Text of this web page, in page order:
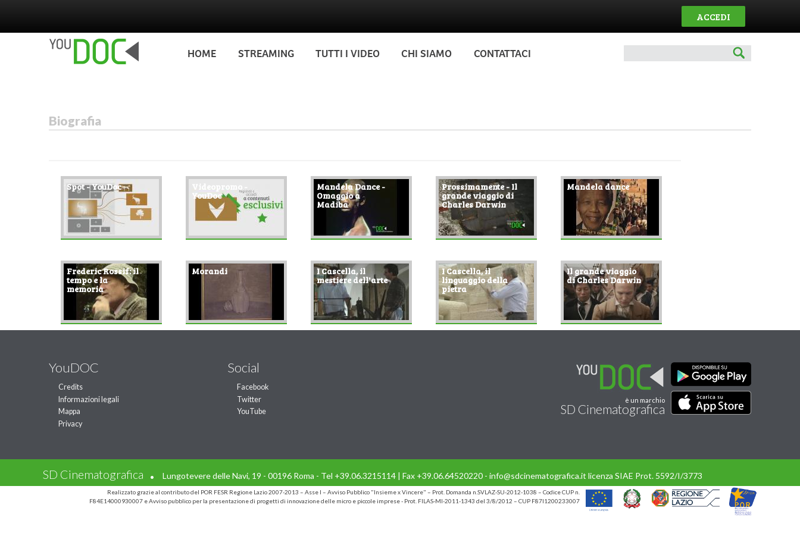
ACCEDI
HOME STREAMING TUTTI I VIDEO CHI SIAMO CONTATTACI
Biografia
Spot - YouDoc Videopromo -
YouDoc
Mandela Dance -
Omaggio a
Madiba
Prossimamente - Il
grande viaggio di
Charles Darwin
Mandela dance
Frederic Rossif: il
tempo e la
memoria
Morandi I Cascella, il
mestiere dell'arte
I Cascella, il
linguaggio della
pietra
Il grande viaggio
di Charles Darwin
YouDOC
Credits
Informazioni legali
Mappa
Privacy
Social
Facebook
Twitter
YouTube
è un marchio
SD Cinematografica
SD Cinematografica . Lungotevere delle Navi, 19 - 00196 Roma - Tel +39.06.3215114 | Fax +39.06.64520220 - info@sdcinematografica.it licenza SIAE Prot. 5592/I/3773
Realizzato grazie al contributo del POR FESR Regione Lazio 2007-2013 – Asse I – Avviso Pubblico "Insieme x Vincere" – Prot. Domanda n.SVLAZ-SU-2012-1038 – Codice CUP n.
F84E14000930007 e Avviso pubblico per la presentazione di progetti di innovazione delle micro e piccole imprese - Prot. FILAS-MI-2011-1343 del 3/8/2012 – CUP F87I1200233007